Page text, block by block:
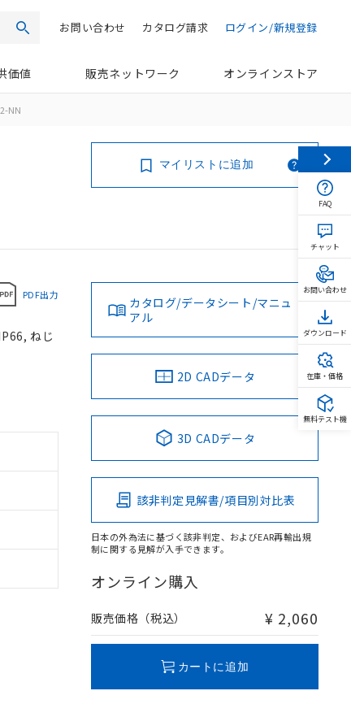
検索 ログイン/新規登録
カタログ請求
お問い合わせ
価値 販売ネットワーク オンラインストア
NN
マイリストに追加
PDF出力
ねじ
カタログ/データシート/マニュ
アル
2D CADデータ
3D CADデータ
該非判定見解書/項目別対比表
日本の外為法に基づく該非判定、およびEAR再輸出規
制に関する見解が入手できます。
オンライン購入
販売価格（税込） ¥ 2,060
カートに追加
FAQ
チャット
お問い合わせ
ダウンロード
在庫・価格
無料テスト機